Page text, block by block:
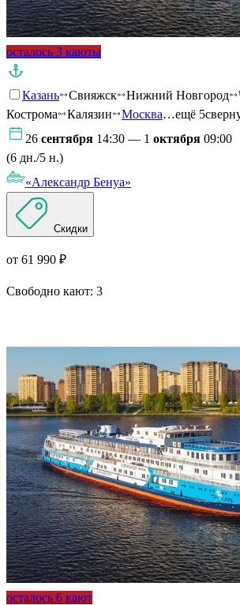
осталось 3 каюты
Казань Свияжск Нижний Новгород
Кострома
Калязин Москва…ещё 5
26 сентября 14:30 — 1 октября 09:00
(6 дн./5 н.)
«Александр Бенуа»
Скидки
от 61 990 ₽
Свободно кают: 3
осталось 6 кают